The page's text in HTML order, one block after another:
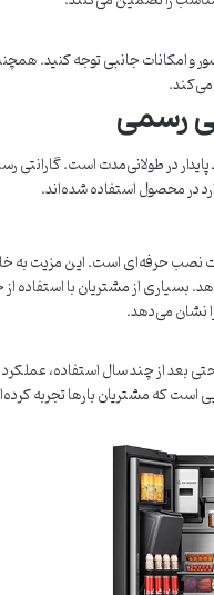
جانبی توجه کنید.
می‌کند.
رسمی
در طولانی‌مدت است. گارانتی
در محصول استفاده شده‌اند.
حرفه‌ای است. این مزیت به
بسیاری از مشتریان با استفاده
نشان می‌دهد.
از چند سال استفاده،
که مشتریان بارها تجربه